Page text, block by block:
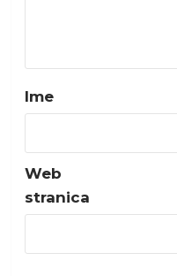
Ime
Web
stranica